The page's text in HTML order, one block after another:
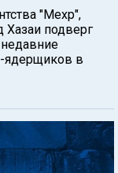
"Мехр",
подверг
ядерщиков в